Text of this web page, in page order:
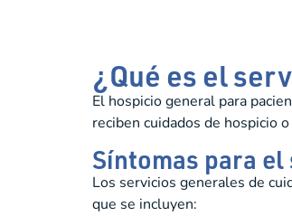
¿Qué es el
El hospicio general para
reciben cuidados de hospicio
Síntomas para
Los servicios generales de
que se incluyen: